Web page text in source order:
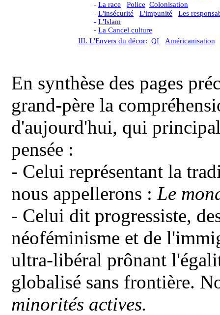
- La race Police Colonisation
- L'insécurité L'impunité
Les
- L'Islam
- La Cancel culture
III. L'Envers du décor: QI Américanisation
En synthèse des pages
grand-père la
d'aujourd'hui, qui
pensée :
- Celui représentant la
nous appellerons : Le
- Celui dit progressiste,
néoféminisme et de
ultra-libéral prônant
globalisé sans frontière.
minorités actives.